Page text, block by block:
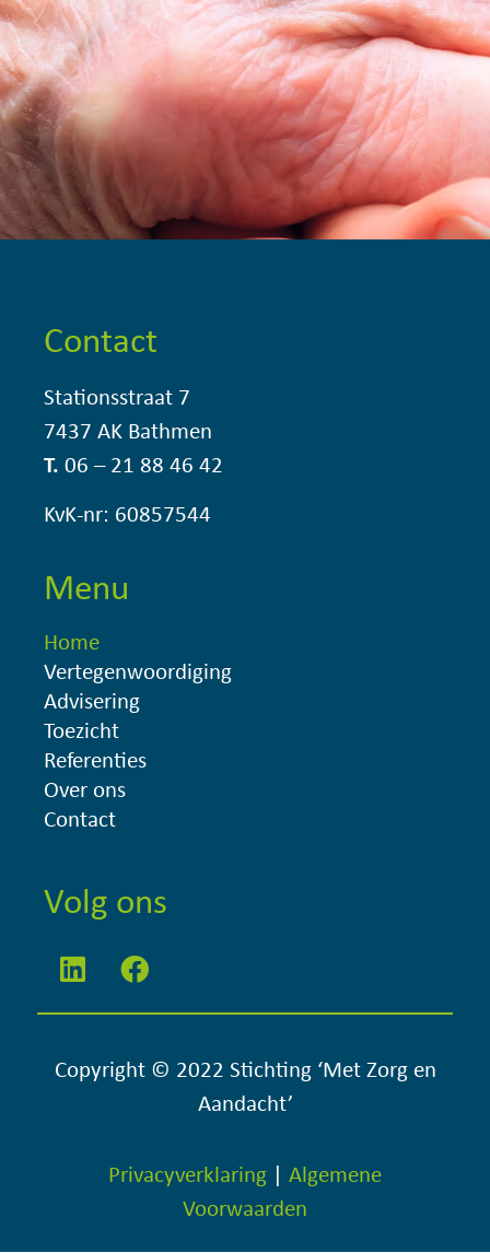
Contact
Stationsstraat 7
7437 AK Bathmen
T. 06 – 21 88 46 42
KvK-nr: 60857544
Menu
Home
Vertegenwoordiging
Advisering
Toezicht
Referenties
Over ons
Contact
Volg ons
Copyright © 2022 Stichting ‘Met Zorg en
Aandacht’
Privacyverklaring | Algemene
Voorwaarden